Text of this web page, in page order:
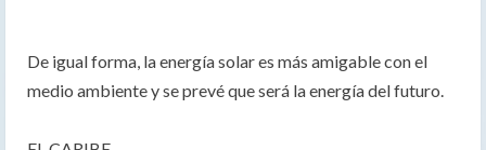
De igual forma, la energía solar es más amigable con el
medio ambiente y se prevé que será la energía del futuro.